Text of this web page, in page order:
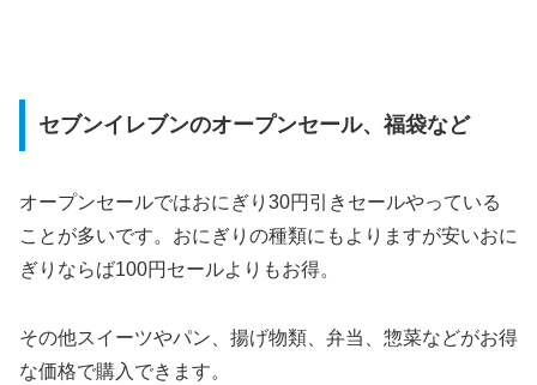
セブンイレブンのオープンセール、福袋など
オープンセールではおにぎり30円引きセールやっている
ことが多いです。おにぎりの種類にもよりますが安いおに
ぎりならば100円セールよりもお得。
その他スイーツやパン、揚げ物類、弁当、惣菜などがお得
な価格で購入できます。